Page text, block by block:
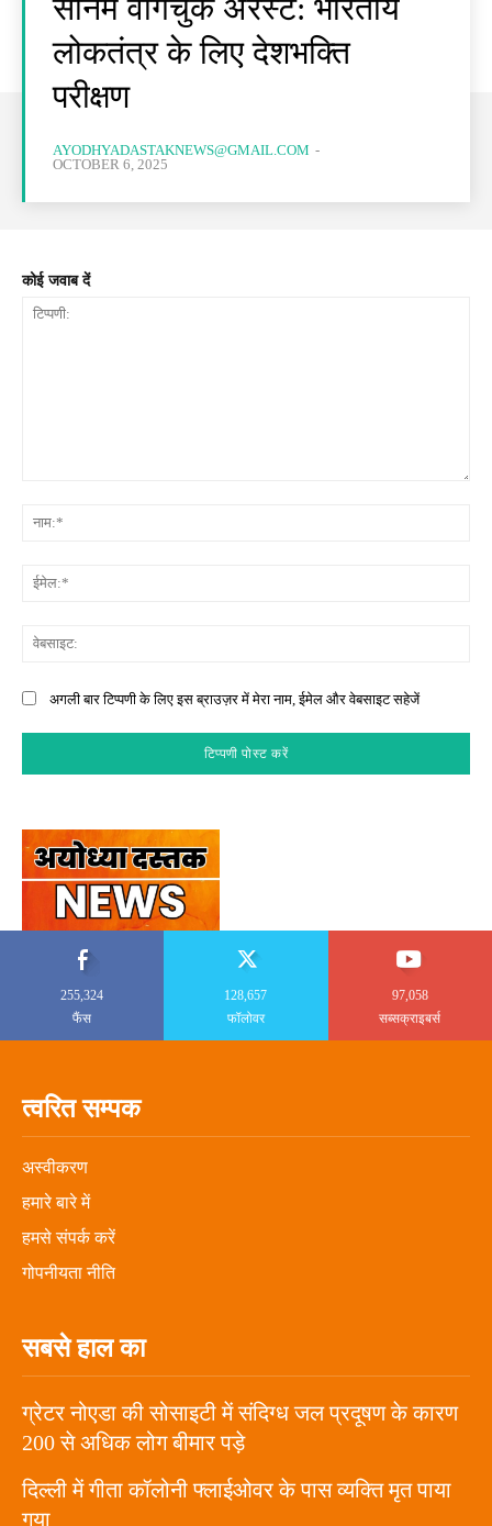
सोनम वांगचुक अरेस्ट: भारतीय
लोकतंत्र के लिए देशभक्ति
परीक्षण
AYODHYADASTAKNEWS@GMAIL.COM -
OCTOBER 6, 2025
कोई जवाब दें
अगली बार टिप्पणी के लिए इस ब्राउज़र में मेरा नाम, ईमेल और वेबसाइट सहेजें
255,324
फैंस
128,657
फॉलोवर
97,058
सब्सक्राइबर्स
त्वरित सम्पक
अस्वीकरण
हमारे बारे में
हमसे संपर्क करें
गोपनीयता नीति
सबसे हाल का
ग्रेटर नोएडा की सोसाइटी में संदिग्ध जल प्रदूषण के कारण
200 से अधिक लोग बीमार पड़े
दिल्ली में गीता कॉलोनी फ्लाईओवर के पास व्यक्ति मृत पाया
गया